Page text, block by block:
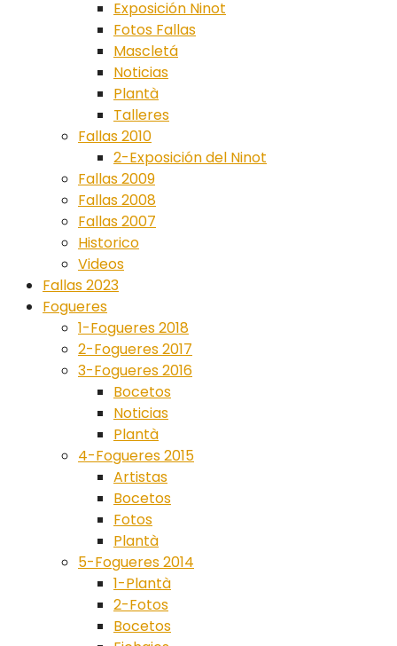
Exposición Ninot
Fotos Fallas
Mascletá
Noticias
Plantà
Talleres
Fallas 2010
2-Exposición del Ninot
Fallas 2009
Fallas 2008
Fallas 2007
Historico
Videos
Fallas 2023
Fogueres
1-Fogueres 2018
2-Fogueres 2017
3-Fogueres 2016
Bocetos
Noticias
Plantà
4-Fogueres 2015
Artistas
Bocetos
Fotos
Plantà
5-Fogueres 2014
1-Plantà
2-Fotos
Bocetos